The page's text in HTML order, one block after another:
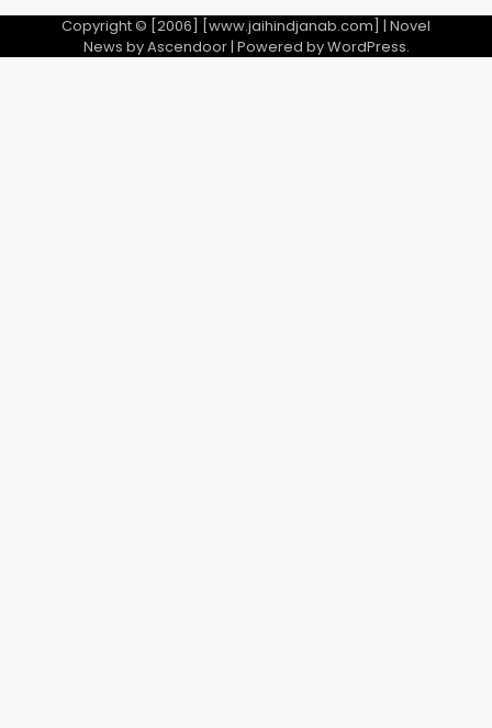
Copyright © [2006] [www.jaihindjanab.com] | Novel
News byAscendoor| Powered byWordPress.